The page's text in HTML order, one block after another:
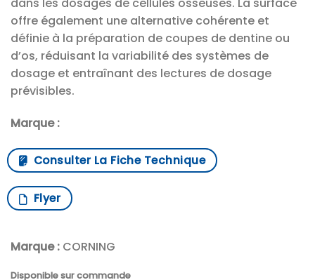
dans les dosages de cellules osseuses. La surface
offre également une alternative cohérente et
définie à la préparation de coupes de dentine ou
d’os, réduisant la variabilité des systèmes de
dosage et entraînant des lectures de dosage
prévisibles.
Marque :
Consulter La Fiche Technique
Flyer
Marque : CORNING
Disponible sur commande